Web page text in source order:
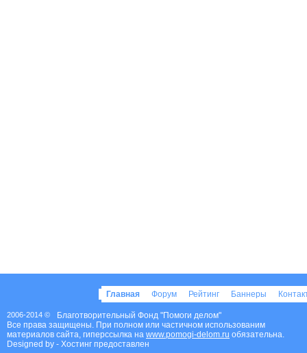
Главная Форум Рейтинг Баннеры
2006-2014 ©
Благотворительный Фонд "Помоги делом"
Все права защищены. При полном или частичном использованим
материалов сайта, гиперссылка на www.pomogi-delom.ru обязательна.
Designed by - Хостинг предоставлен